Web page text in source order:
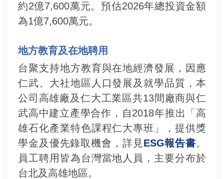
約2億7,600萬元。預估2026年總投資金額
為1億7,600萬元。
地方教育及在地聘用
台聚支持地方教育與在地經濟發展，因應
仁武、大社地區人口發展及就學品質，本
公司高雄廠及仁大工業區共13間廠商與仁
武高中建立產學合作，自2018年推出「高
雄石化產業特色課程仁大專班」，提供獎
學金及優先錄取機會，詳見ESG報告書。
員工聘用皆為台灣當地人員，主要分布於
台北及高雄地區。